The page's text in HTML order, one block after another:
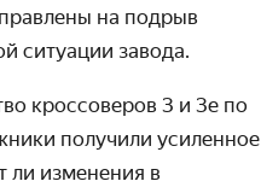
на подрыв
ситуации завода.
кроссоверов 3 и 3е по
получили усиленное
ли изменения в